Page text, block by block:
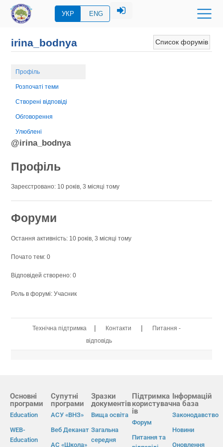
УКР ENG
Список форумів
irina_bodnya
Профіль
Розпочаті теми
Створені відповіді
Обговорення
Улюблені
@irina_bodnya
Профіль
Зареєстровано: 10 років, 3 місяці тому
Форуми
Остання активність: 10 років, 3 місяці тому
Почато тем: 0
Відповідей створено: 0
Роль в форумі: Учасник
Технічна підтримка | Контакти |
Питання -
відповідь
Основні
програми
Education
WEB-
Education
Супутні
програми
АСУ «ВНЗ»
Веб Деканат
АС «Школа»
Зразки
документів
Вища освіта
Загальна
середня
Підтримка
користувач
ів
Форум
Питання та
Інформацій
на база
Законодавство
Новини
Оновлення